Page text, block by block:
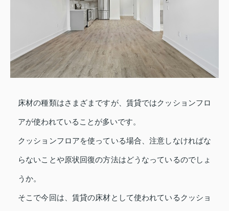
床材の種類はさまざまですが、賃貸ではクッションフロ
アが使われていることが多いです。
クッションフロアを使っている場合、注意しなければな
らないことや原状回復の方法はどうなっているのでしょ
うか。
そこで今回は、賃貸の床材として使われているクッショ